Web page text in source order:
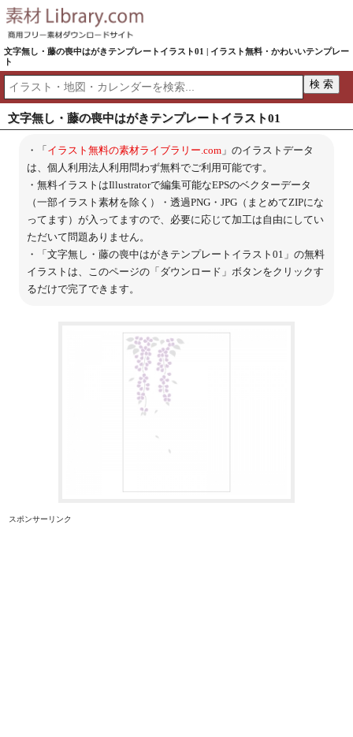
文字無し・藤の喪中はがきテンプレートイラスト01 | イラスト無料・かわいいテンプレー
ト
文字無し・藤の喪中はがきテンプレートイラスト01
・「イラスト無料の素材ライブラリー.com」のイラストデータ
は、個人利用法人利用問わず無料でご利用可能です。
・無料イラストはIllustratorで編集可能なEPSのベクターデータ
（一部イラスト素材を除く）・透過PNG・JPG（まとめてZIPにな
ってます）が入ってますので、必要に応じて加工は自由にしてい
ただいて問題ありません。
・「文字無し・藤の喪中はがきテンプレートイラスト01」の無料
イラストは、このページの「ダウンロード」ボタンをクリックす
るだけで完了できます。
スポンサーリンク